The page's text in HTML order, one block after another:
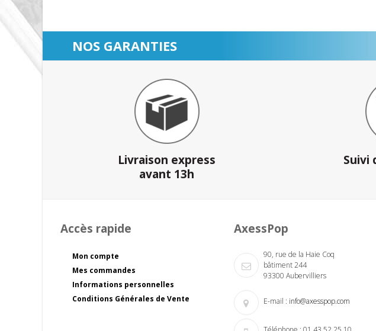
NOS GARANTIES
Livraison express
avant 13h
Suivi
Accès rapide
Mon compte
Mes commandes
Informations personnelles
Conditions Générales de Vente
AxessPop
90, rue de la Haie Coq
bâtiment 244
93300 Aubervilliers
E-mail : info@axesspop.com